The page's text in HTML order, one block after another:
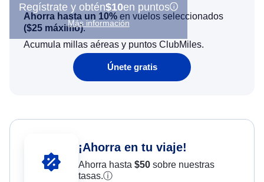
Regístrate y obtén$10en puntos
Más información
Ahorra hasta un 10% en vuelos seleccionados
($25 máximo).
Acumula millas aéreas y puntos ClubMiles.
Únete gratis
¡Ahorra en tu viaje!
Ahorra hasta $50sobre nuestras
tasas.ⓘ